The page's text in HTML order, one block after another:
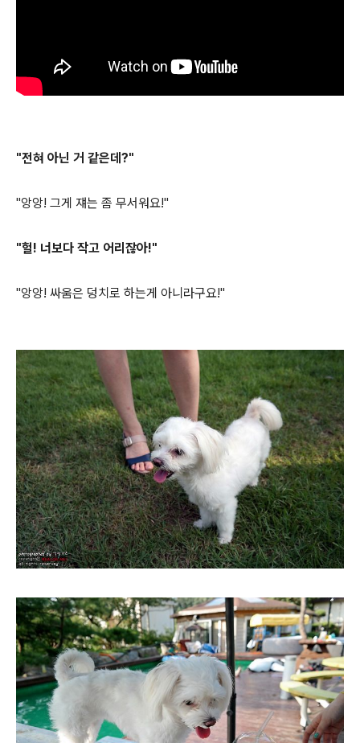
"전혀 아닌 거 같은데?"
"앙앙! 그게 쟤는 좀 무서워요!"
"헐! 너보다 작고 어리잖아!"
"앙앙! 싸움은 덩치로 하는게 아니라구요!"